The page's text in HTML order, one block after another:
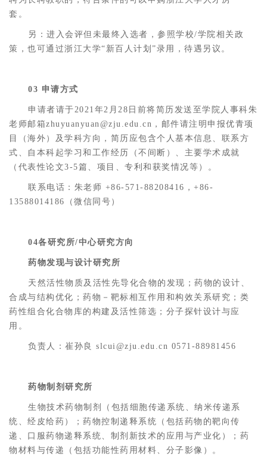
套。
另：进入会评但未最终入选者，参照学校/学院相关政
策，也可通过浙江大学“新百人计划”录用，待遇另议。
03 申请方式
申请者请于2021年2月28日前将简历发送至学院人事科朱
老师邮箱zhuyuanyuan@zju.edu.cn，邮件请注明申报优青项
目（海外）及学科方向，简历应包含个人基本信息、联系方
式、自本科起学习和工作经历（不间断）、主要学术成就
（代表性论文3-5篇、项目、专利和获奖情况等）。
联系电话：朱老师 +86-571-88208416，+86-
13588014186（微信同号）
04各研究所/中心研究方向
药物发现与设计研究所
天然活性物质及活性先导化合物的发现；药物的设计、
合成与结构优化；药物－靶标相互作用和构效关系研究；类
药性组合化合物库的构建及活性筛选；分子探针设计与应
用。
负责人：崔孙良 slcui@zju.edu.cn 0571-88981456
药物制剂研究所
生物技术药物制剂（包括细胞传递系统、纳米传递系
统、经皮给药）；药物控制递释系统（包括药物的靶向传
递、口服药物递释系统、制剂新技术的应用与产业化）；药
物材料与传递（包括功能性药用材料、分子影像）。